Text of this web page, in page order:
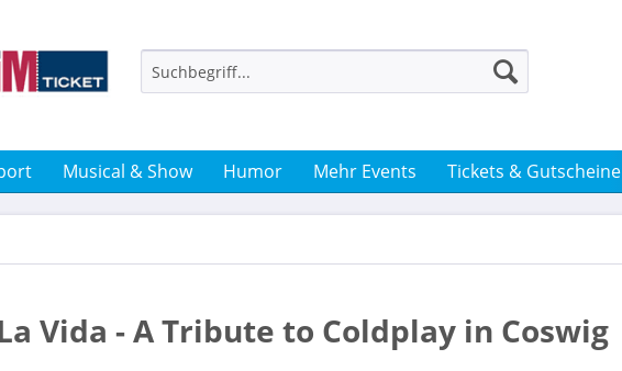
Musical & Show Humor Mehr Events Tickets & Gutscheine
Vida - A Tribute to Coldplay in Coswig